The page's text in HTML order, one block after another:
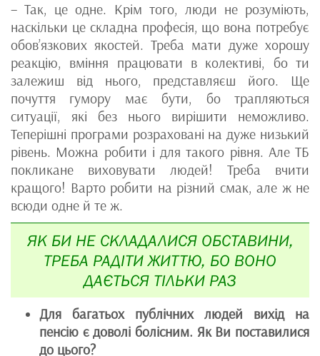
– Так, це одне. Крім того, люди не розуміють,
наскільки це складна професія, що вона потребує
обов’язкових якостей. Треба мати дуже хорошу
реакцію, вміння працювати в колективі, бо ти
залежиш від нього, представляєш його. Ще
почуття гумору має бути, бо трапляються
ситуації, які без нього вирішити неможливо.
Теперішні програми розраховані на дуже низький
рівень. Можна робити і для такого рівня. Але ТБ
покликане виховувати людей! Треба вчити
кращого! Варто робити на різний смак, але ж не
всюди одне й те ж.
ЯК БИ НЕ СКЛАДАЛИСЯ ОБСТАВИНИ,
ТРЕБА РАДІТИ ЖИТТЮ, БО ВОНО
ДАЄТЬСЯ ТІЛЬКИ РАЗ
Для багатьох публічних людей вихід на
пенсію є доволі болісним. Як Ви поставилися
до цього?